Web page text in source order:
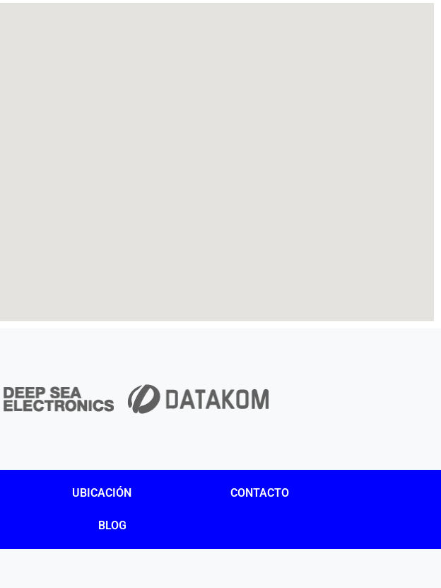
UBICACIÓN CONTACTO
BLOG